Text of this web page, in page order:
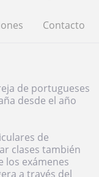
Contacto
de portugueses
desde el año
de
clases también
los exámenes
a través del